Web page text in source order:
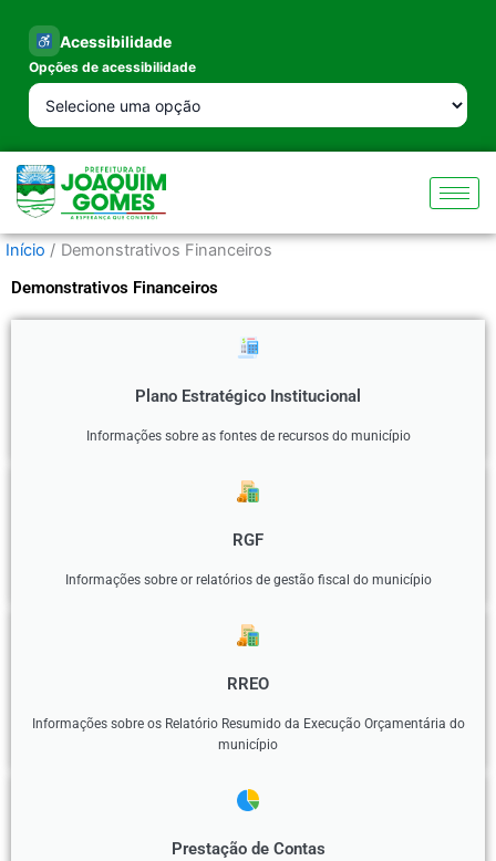
conteúdo
Acessibilidade
Opções de acessibilidade
Início
Demonstrativos Financeiros
Demonstrativos Financeiros
Plano Estratégico Institucional
Informações sobre as fontes de recursos do município
RGF
Informações sobre or relatórios de gestão fiscal do município
RREO
Informações sobre os Relatório Resumido da Execução Orçamentária do
município
Prestação de Contas